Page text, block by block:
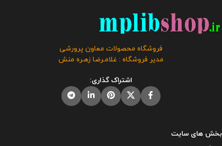
جهت ارائه همکاران به مدیر برای
دریافت گواهی اقدام پژوهی رتبه
بندی توسط همکار تهیه و آماده شده
جشنواره ها استفاده از آن توصیه
این محصول مختص
در صورت مشاهده مشابه آن در
سایت های دیگر بدون اجازه ما در
حال استفاده هستند و مورد رضایت ما
بسته مشکل مستندات همکاران تا
حدود زیادی حل خواهد شد.
محصول مختص فروشگاه معاون
پرورشی می باشد و در صورت
دیگر بدون اجازه ما در حال استفاده
هستند و مورد رضایت ما نمی باشد .
حجم فایل : 6 مگابایت
فروشگاه محصولات معاون پرورشی
مدیر فروشگاه : غلامـرضا زهـره منش
اشتراک گذاری:
بخش های سایت